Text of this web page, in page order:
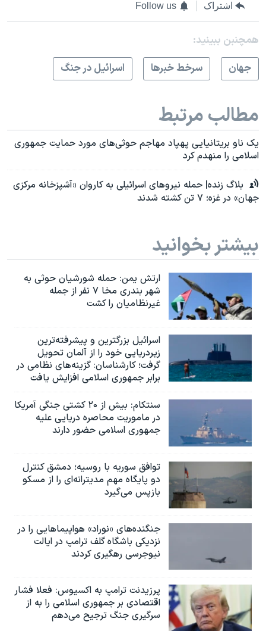
اشتراک Follow us
همچنبن ببینید:
جهان
سرخط خبرها اسرائیل در جنگ
مطالب مرتبط
یک ناو بریتانیایی پهپاد مهاجم حوثی‌های مورد حمایت جمهوری
اسلامی را منهدم کرد
بلاگ زنده| حمله نیروهای اسرائیلی به کاروان «آشپزخانه مرکزی
جهان» در غزه؛ ۷ تن کشته شدند
بیشتر بخوانید
ارتش یمن: حمله شورشیان حوثی به
شهر بندری مخا ۷ نفر از جمله
غیرنظامیان را کشت
اسرائيل بزرگترین و پیشرفته‌ترین
زیردریایی خود را از آلمان تحویل
گرفت؛ کارشناسان: گزینه‌های نظامی در
برابر جمهوری اسلامی افزایش یافت
سنتکام: بیش از ۲۰ کشتی جنگی آمریکا
در ماموریت محاصره دریایی علیه
جمهوری اسلامی حضور دارند
توافق سوریه با روسیه؛ دمشق کنترل
دو پایگاه مهم مدیترانه‌ای را از مسکو
بازپس می‌گیرد
جنگنده‌های «نوراد» هواپیماهایی را در
نزدیکی باشگاه گلف ترامپ در ایالت
نیوجرسی رهگیری کردند
پرزیدنت ترامپ به اکسیوس: فعلا فشار
اقتصادی بر جمهوری اسلامی را به از
سرگیری جنگ ترجیح می‌دهم